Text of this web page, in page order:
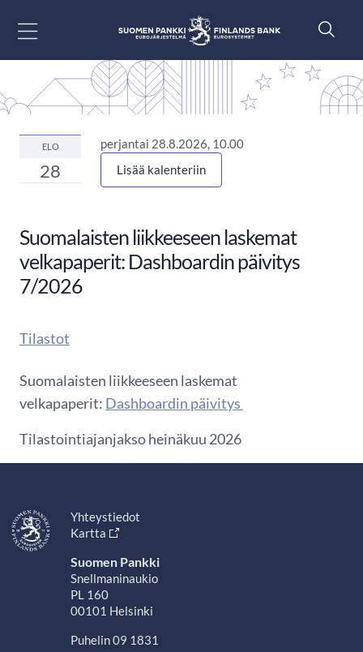
ELO
28
perjantai 28.8.2026, 10.00
Lisää kalenteriin
Suomalaisten liikkeeseen laskemat
velkapaperit: Dashboardin päivitys
7/2026
Tilastot
Suomalaisten liikkeeseen laskemat
velkapaperit: Dashboardin päivitys
Tilastointiajanjakso heinäkuu 2026
Yhteystiedot
Kartta
Suomen Pankki
Snellmaninaukio
PL 160
00101 Helsinki
Puhelin 09 1831